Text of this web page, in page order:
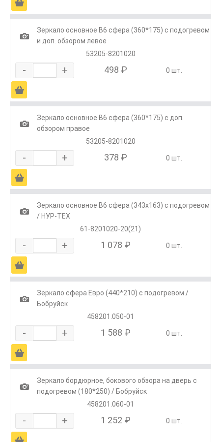
1
Зеркало основное В6 сфера (360*175) с подогревом
и доп. обзором левое
53205-8201020
- + 498 ₽ 0 шт.
Ä
1
Зеркало основное В6 сфера (360*175) с доп.
обзором правое
53205-8201020
- + 378 ₽ 0 шт.
Ä
1
Зеркало основное В6 сфера (343х163) с подогревом
/ НУР-ТЕХ
61-8201020-20(21)
- + 1 078 ₽ 0 шт.
Ä
1
Зеркало сфера Евро (440*210) с подогревом /
Бобруйск
458201.050-01
- + 1 588 ₽ 0 шт.
Ä
1
Зеркало бордюрное, бокового обзора на дверь с
подогревом (180*250) / Бобруйск
458201.060-01
- + 1 252 ₽ 0 шт.